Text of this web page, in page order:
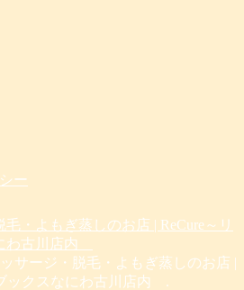
ー
・よもぎ蒸しのお店 | ReCure～リ
わ古川店内
サージ・脱毛・よもぎ蒸しのお店 |
ックスなにわ古川店内 .